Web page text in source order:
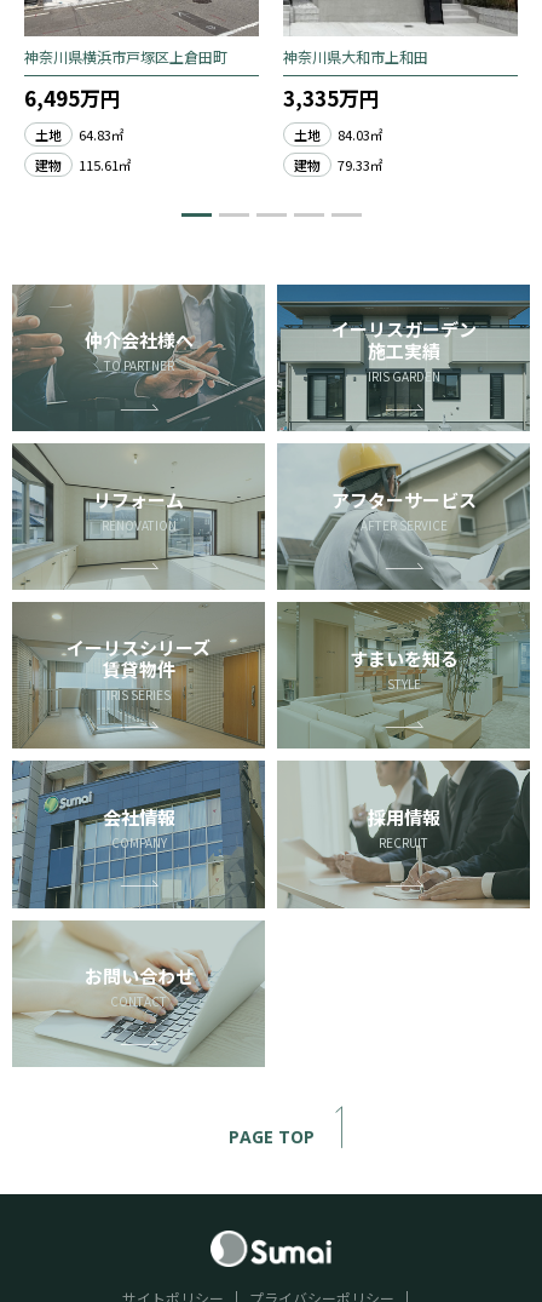
神奈川県横浜市戸塚区上倉田町
6,495万円
土地
64.83㎡
建物
115.61㎡
神奈川県大和市上和田
3,335万円
土地
84.03㎡
建物
79.33㎡
仲介会社様へ
TO PARTNER
イーリスガーデン
施工実績
IRIS GARDEN
リフォーム
RENOVATION
アフターサービス
AFTER SERVICE
イーリスシリーズ
賃貸物件
IRIS SERIES
すまいを知る
STYLE
会社情報
COMPANY
採用情報
RECRUIT
お問い合わせ
CONTACT
PAGE TOP